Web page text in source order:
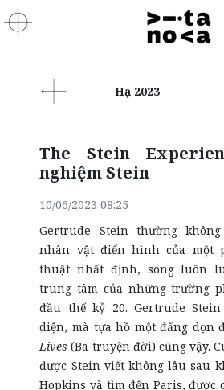
Hạ 2023
The Stein
nghiệm Stein
10/06/2023 08:25
Gertrude Stein thường
nhân vật điển hình của một
thuật nhất định, song luôn
trung tâm của những trường
đầu thế kỷ 20. Gertrude
diện, mà tựa hồ một đấng dọn
Lives (Ba truyện đời) cũng vậy.
được Stein viết không lâu sau
Hopkins và tìm đến Paris, được